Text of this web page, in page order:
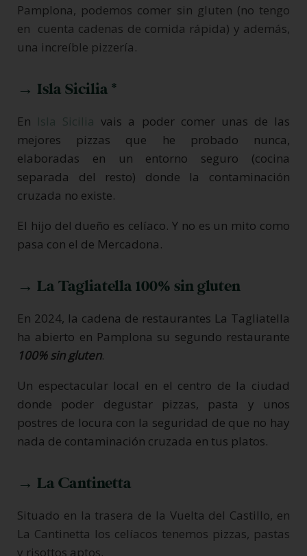
Pamplona, podemos comer sin gluten (no tengo
en cuenta cadenas de comida rápida) y además,
una increíble pizzería.
→ Isla Sicilia *
En Isla Sicilia vais a poder comer unas de las
mejores pizzas que he probado nunca,
elaboradas en un entorno seguro (cocina
separada del resto) donde la contaminación
cruzada no existe.
El hijo del dueño es celíaco. Y no es un mito como
pasa con el de Mercadona.
→ La Tagliatella 100% sin gluten
En 2024, la cadena de restaurantes La Tagliatella
ha abierto en Pamplona su segundo restaurante
100% sin gluten.
Un espectacular local en el centro de la ciudad
donde poder degustar pizzas, pasta y unos
postres de locura con la seguridad de que no hay
nada de contaminación cruzada en tus platos.
→ La Cantinetta
Situado en la trasera de la Vuelta del Castillo, en
La Cantinetta los celíacos tenemos pizzas, pastas
y risottos aptos.